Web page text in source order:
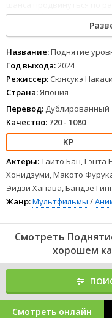
он случайно не очутился
от рук чудовищ, Джин-у
12345 678
Название:Поднятие
Год выхода:2024
Режиссер: Сюнсукэ
Страна:Япония
Перевод: Дублированный
Качество: 720 - 1080
Актеры:Таито Бан,
Хонидзуми, Макото
Эидзи Ханава, Бандзё
Жанр:Мультфильмы /
Смотреть
хорошем
Смотреть онлайн